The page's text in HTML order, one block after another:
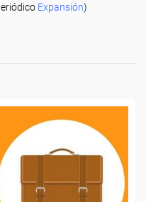
Expansión)